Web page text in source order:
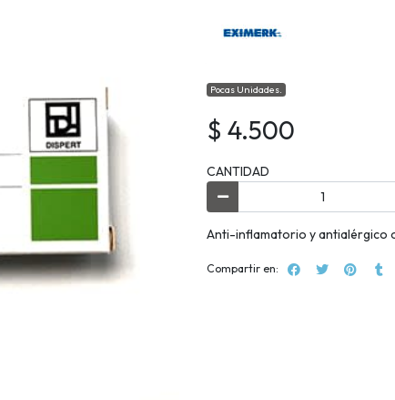
Pocas Unidades.
$ 4.500
CANTIDAD
Anti-inflamatorio y antialérgico
Compartir en: